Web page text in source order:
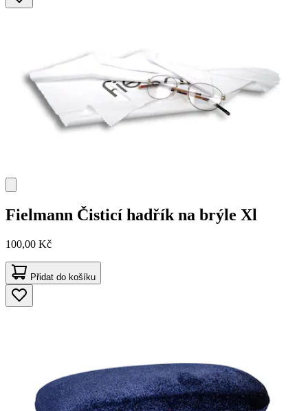
Fielmann Čisticí hadřík na brýle Xl
100,00 Kč
Přidat do košíku